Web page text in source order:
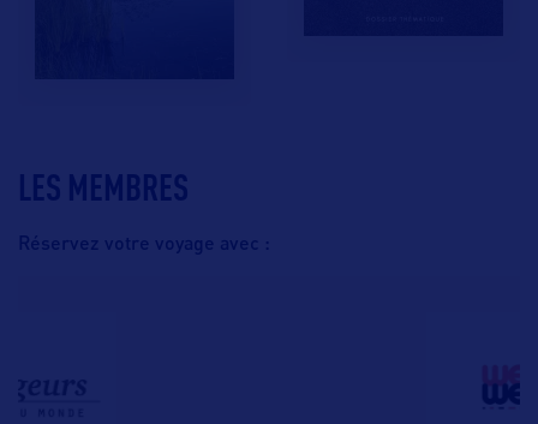
LES MEMBRES
Réservez votre voyage avec :